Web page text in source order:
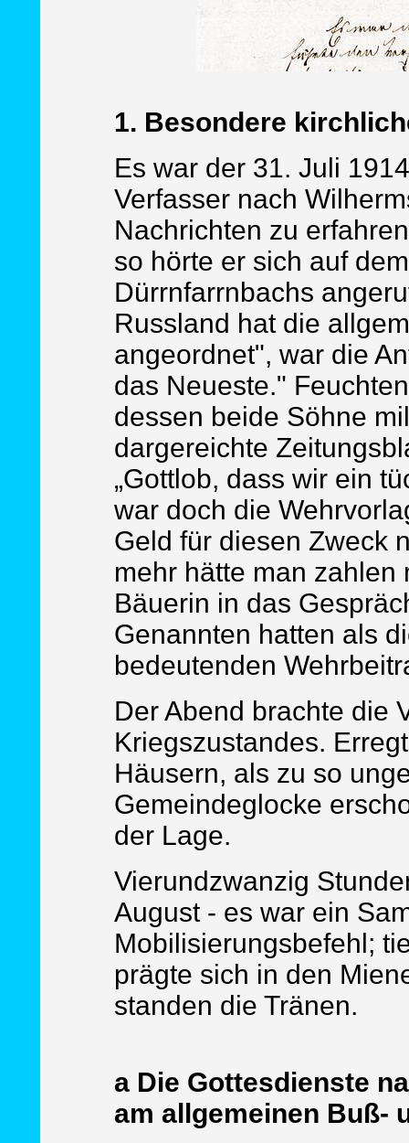
1. Besondere
Es war der 31. Juli
Verfasser nach
Nachrichten zu
so hörte er sich auf
Dürrnfarrnbachs
Russland hat die
angeordnet", war die
das Neueste."
dessen beide Söhne
dargereichte
„Gottlob, dass wir ein
war doch die
Geld für diesen Zweck
mehr hätte man zahlen
Bäuerin in das
Genannten hatten als
bedeutenden
Der Abend brachte die
Kriegszustandes.
Häusern, als zu so
Gemeindeglocke
der Lage.
Vierundzwanzig
August - es war ein
Mobilisierungsbefehl;
prägte sich in den
standen die Tränen.
a Die Gottesdienste
am allgemeinen Buß-